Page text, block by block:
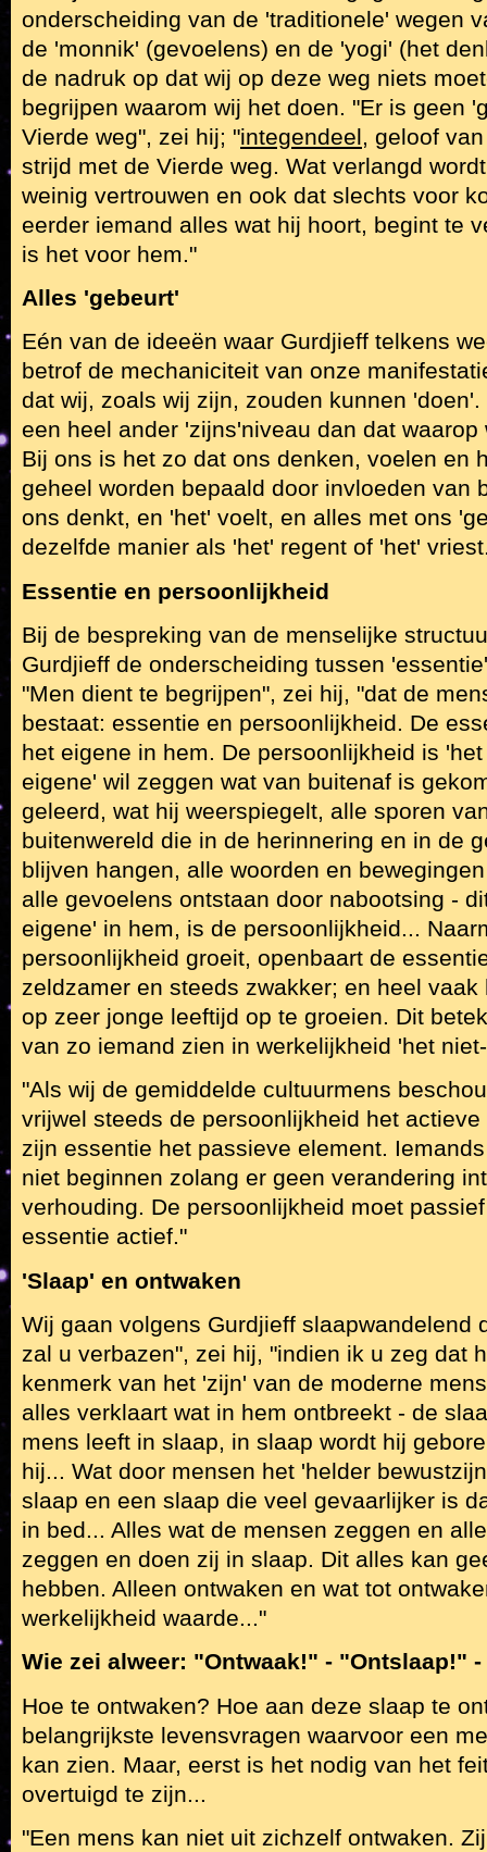
onderscheiding van de 'traditionele' wegen
de 'monnik' (gevoelens) en de 'yogi' (het
de nadruk op dat wij op deze weg niets
begrijpen waarom wij het doen. "Er is geen
Vierde weg", zei hij; "integendeel, geloof
strijd met de Vierde weg. Wat verlangd
weinig vertrouwen en ook dat slechts voor
eerder iemand alles wat hij hoort, begint te
is het voor hem."
Alles 'gebeurt'
Eén van de ideeën waar Gurdjieff telkens
betrof de mechaniciteit van onze
dat wij, zoals wij zijn, zouden kunnen 'doen'.
een heel ander 'zijns'niveau dan dat
Bij ons is het zo dat ons denken, voelen en
geheel worden bepaald door invloeden van
ons denkt, en 'het' voelt, en alles met ons
dezelfde manier als 'het' regent of 'het'
Essentie en persoonlijkheid
Bij de bespreking van de menselijke
Gurdjieff de onderscheiding tussen
"Men dient te begrijpen", zei hij, "dat de
bestaat: essentie en persoonlijkheid. De
het eigene in hem. De persoonlijkheid is
eigene' wil zeggen wat van buitenaf is
geleerd, wat hij weerspiegelt, alle sporen
buitenwereld die in de herinnering en in de
blijven hangen, alle woorden en
alle gevoelens ontstaan door nabootsing -
eigene' in hem, is de persoonlijkheid...
persoonlijkheid groeit, openbaart de
zeldzamer en steeds zwakker; en heel
op zeer jonge leeftijd op te groeien. Dit
van zo iemand zien in werkelijkheid 'het
"Als wij de gemiddelde cultuurmens
vrijwel steeds de persoonlijkheid het
zijn essentie het passieve element.
niet beginnen zolang er geen verandering
verhouding. De persoonlijkheid moet
essentie actief."
'Slaap' en ontwaken
Wij gaan volgens Gurdjieff slaapwandelend
zal u verbazen", zei hij, "indien ik u zeg dat
kenmerk van het 'zijn' van de moderne
alles verklaart wat in hem ontbreekt - de
mens leeft in slaap, in slaap wordt hij
hij... Wat door mensen het 'helder
slaap en een slaap die veel gevaarlijker is
in bed... Alles wat de mensen zeggen en
zeggen en doen zij in slaap. Dit alles kan
hebben. Alleen ontwaken en wat tot
werkelijkheid waarde..."
Wie zei alweer: "Ontwaak!" - "Ontslaap!"
Hoe te ontwaken? Hoe aan deze slaap te
belangrijkste levensvragen waarvoor een
kan zien. Maar, eerst is het nodig van het
overtuigd te zijn...
"Een mens kan niet uit zichzelf ontwaken.